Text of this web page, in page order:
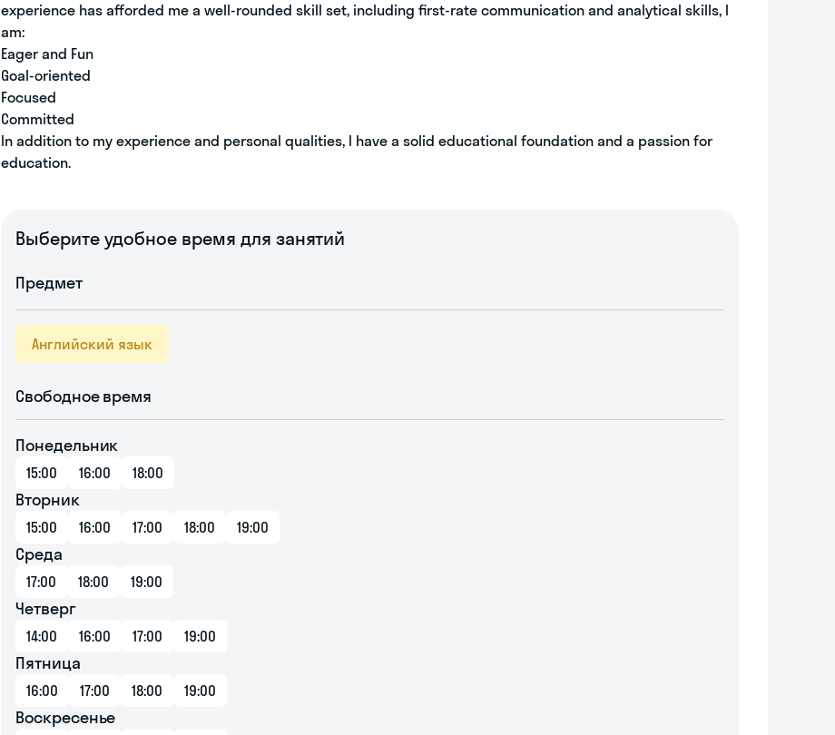
experience has afforded me a well-rounded skill set, including first-rate communication and analytical skills, I
am:
Eager and Fun
Goal-oriented
Focused
Committed
In addition to my experience and personal qualities, I have a solid educational foundation and a passion for
education.
Выберите удобное время для занятий
Предмет
Английский язык
Свободное время
Понедельник
15:00 16:00 18:00
Вторник
15:00 16:00 17:00 18:00 19:00
Среда
17:00 18:00 19:00
Четверг
14:00 16:00 17:00 19:00
Пятница
16:00 17:00 18:00 19:00
Воскресенье